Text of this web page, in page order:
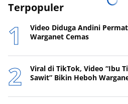
Terpopuler
Video Diduga Andini
Warganet Cemas
Viral di TikTok, Video “Ibu
Sawit” Bikin Heboh